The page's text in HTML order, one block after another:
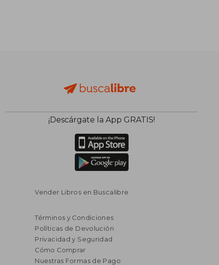
¡Descárgate la App GRATIS!
Vender Libros en Buscalibre
Términos y Condiciones
Políticas de Devolución
Privacidad y Seguridad
Cómo Comprar
Nuestras Formas de Pago